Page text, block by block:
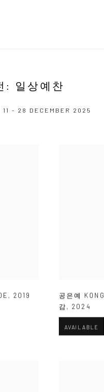
: 일상예찬
11 - 28 DECEMBER 2025
, 2019 공은예 KONG
감, 2024
AVAILABLE